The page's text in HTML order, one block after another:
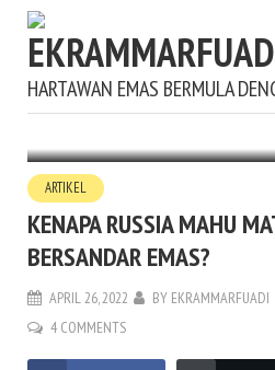
HARTAWAN EMAS BERMULA
ARTIKEL
KENAPA RUSSIA MAHU
BERSANDAR EMAS?
APRIL 26, 2022 BY EKRAMMARFUADI
4 COMMENTS